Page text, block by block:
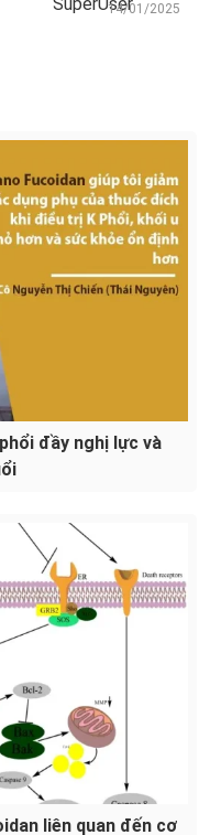
14/01/2025
đầy nghị lực và
liên quan đến cơ